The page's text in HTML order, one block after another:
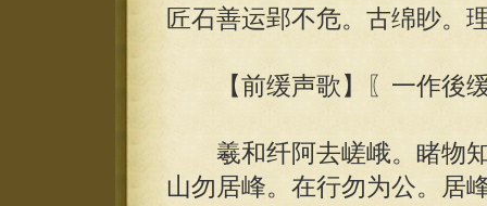
匠石善运郢不危。古绵眇。
【前缓声歌】〖一作後
羲和纤阿去嵯峨。睹物知
山勿居峰。在行勿为公。居